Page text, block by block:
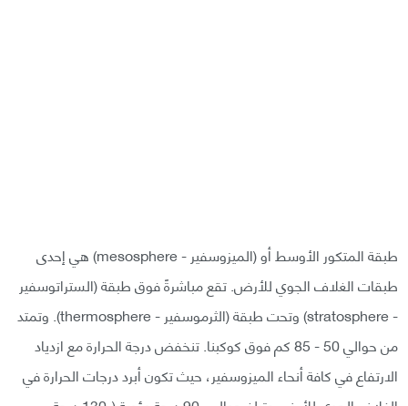
طبقة المتكور الأوسط أو (الميزوسفير - mesosphere) هي إحدى
طبقات الغلاف الجوي للأرض. تقع مباشرةً فوق طبقة (الستراتوسفير
- stratosphere) وتحت طبقة (الثرموسفير - thermosphere). وتمتد
من حوالي 50 - 85 كم فوق كوكبنا. تنخفض درجة الحرارة مع ازدياد
الارتفاع في كافة أنحاء الميزوسفير، حيث تكون أبرد درجات الحرارة في